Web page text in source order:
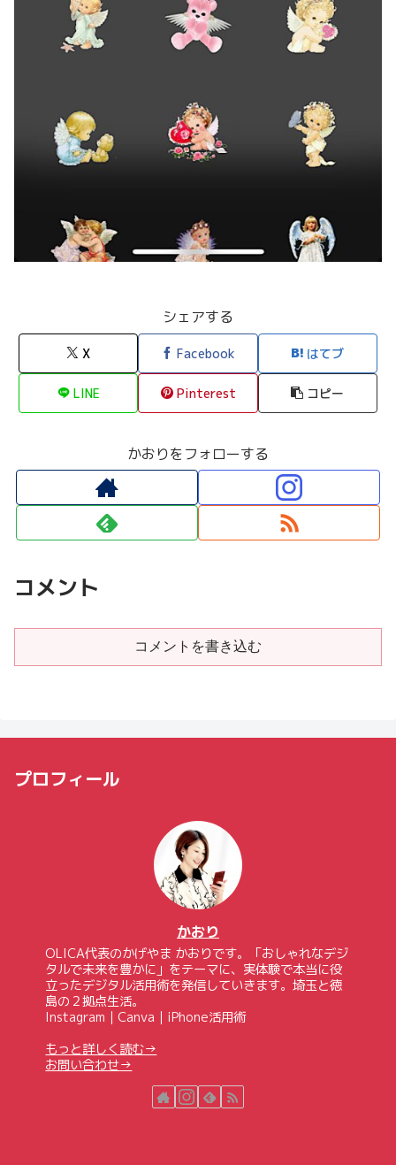
シェアする
X Facebook はてブ
LINE Pinterest コピー
かおりをフォローする
コメント
コメントを書き込む
プロフィール
かおり
OLICA代表のかげやま かおりです。「おしゃれなデジ
タルで未来を豊かに」をテーマに、実体験で本当に役
立ったデジタル活用術を発信していきます。埼玉と徳
島の２拠点生活。
Instagram｜Canva｜iPhone活用術
もっと詳しく読む→
お問い合わせ→